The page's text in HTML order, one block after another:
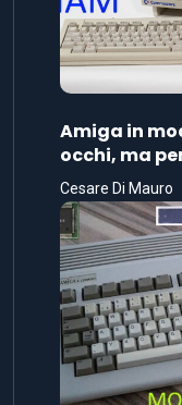
Amiga in
occhi, ma
Cesare Di Mauro